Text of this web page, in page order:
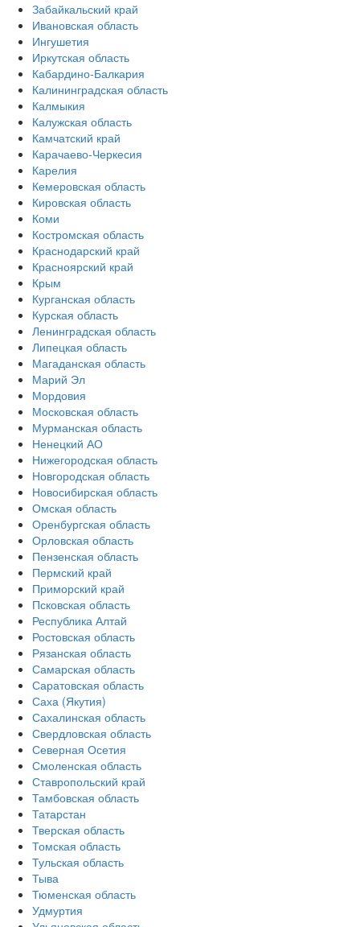
Забайкальский край
Ивановская область
Ингушетия
Иркутская область
Кабардино-Балкария
Калининградская область
Калмыкия
Калужская область
Камчатский край
Карачаево-Черкесия
Карелия
Кемеровская область
Кировская область
Коми
Костромская область
Краснодарский край
Красноярский край
Крым
Курганская область
Курская область
Ленинградская область
Липецкая область
Магаданская область
Марий Эл
Мордовия
Московская область
Мурманская область
Ненецкий АО
Нижегородская область
Новгородская область
Новосибирская область
Омская область
Оренбургская область
Орловская область
Пензенская область
Пермский край
Приморский край
Псковская область
Республика Алтай
Ростовская область
Рязанская область
Самарская область
Саратовская область
Саха (Якутия)
Сахалинская область
Свердловская область
Северная Осетия
Смоленская область
Ставропольский край
Тамбовская область
Татарстан
Тверская область
Томская область
Тульская область
Тыва
Тюменская область
Удмуртия